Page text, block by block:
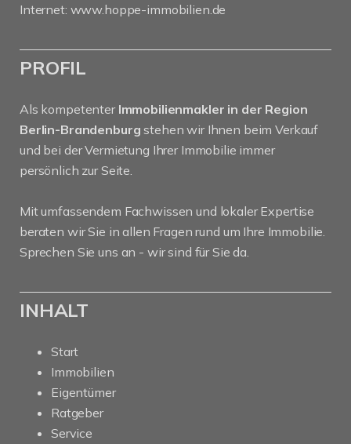
Internet: www.hoppe-immobilien.de
PROFIL
Als kompetenter Immobilienmakler in der Region
Berlin-Brandenburg stehen wir Ihnen beim Verkauf
und bei der Vermietung Ihrer Immobilie immer
persönlich zur Seite.
Mit umfassendem Fachwissen und lokaler Expertise
beraten wir Sie in allen Fragen rund um Ihre Immobilie.
Sprechen Sie uns an - wir sind für Sie da.
INHALT
Start
Immobilien
Eigentümer
Ratgeber
Service